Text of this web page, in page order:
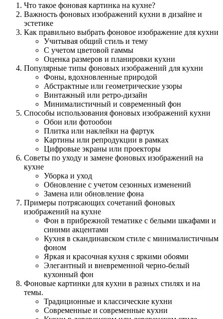
Что такое фоновая картинка на кухне?
Важность фоновых изображений кухни в дизайне и
эстетике
Как правильно выбрать фоновое изображение для кухни
Учитывая общий стиль и тему
С учетом цветовой гаммы
Оценка размеров и планировки кухни
Популярные типы фоновых изображений для кухни
Фоны, вдохновленные природой
Абстрактные или геометрические узоры
Винтажный или ретро-дизайн
Минималистичный и современный фон
Способы использования фоновых изображений кухни
Обои или фотообои
Плитка или наклейки на фартук
Картины или репродукции в рамках
Цифровые экраны или проекторы
Советы по уходу и замене фоновых изображений на
кухне
Уборка и уход
Обновление с учетом сезонных изменений
Замена или обновление фона
Примеры потрясающих сочетаний фоновых
изображений на кухне
Фон в прибрежной тематике с белыми шкафами и
синими акцентами
Кухня в скандинавском стиле с минималистичным
фоном
Яркая и красочная кухня с яркими обоями
Элегантный и вневременной черно-белый
кухонный фон
Фоновые картинки для кухни в разных стилях и на
темы.
Традиционные и классические кухни
Современные и современные кухни